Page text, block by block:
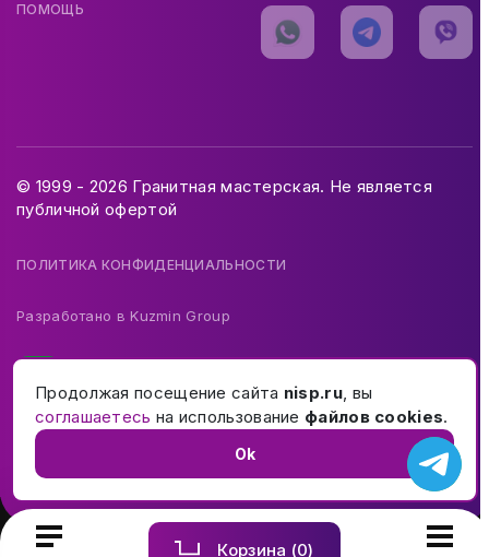
Корзина (0)
ПОМОЩЬ
© 1999 - 2026 Гранитная мастерская. Не является
публичной офертой
ПОЛИТИКА КОНФИДЕНЦИАЛЬНОСТИ
Разработано вKuzmin Group
Продолжая посещение сайта nisp.ru, вы
соглашаетесь на использование файлов cookies.
Ok